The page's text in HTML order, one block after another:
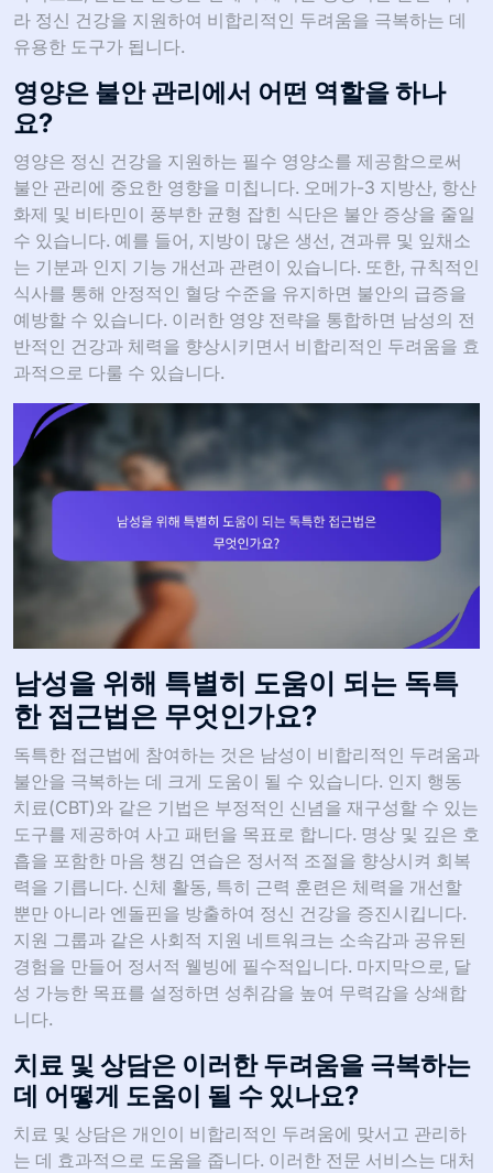
라 정신 건강을 지원하여 비합리적인 두려움을 극복하는 데
유용한 도구가 됩니다.
영양은 불안 관리에서 어떤 역할을 하나
요?
영양은 정신 건강을 지원하는 필수 영양소를 제공함으로써
불안 관리에 중요한 영향을 미칩니다. 오메가-3 지방산, 항산
화제 및 비타민이 풍부한 균형 잡힌 식단은 불안 증상을 줄일
수 있습니다. 예를 들어, 지방이 많은 생선, 견과류 및 잎채소
는 기분과 인지 기능 개선과 관련이 있습니다. 또한, 규칙적인
식사를 통해 안정적인 혈당 수준을 유지하면 불안의 급증을
예방할 수 있습니다. 이러한 영양 전략을 통합하면 남성의 전
반적인 건강과 체력을 향상시키면서 비합리적인 두려움을 효
과적으로 다룰 수 있습니다.
남성을 위해 특별히 도움이 되는 독특
한 접근법은 무엇인가요?
독특한 접근법에 참여하는 것은 남성이 비합리적인 두려움과
불안을 극복하는 데 크게 도움이 될 수 있습니다. 인지 행동
치료(CBT)와 같은 기법은 부정적인 신념을 재구성할 수 있는
도구를 제공하여 사고 패턴을 목표로 합니다. 명상 및 깊은 호
흡을 포함한 마음 챙김 연습은 정서적 조절을 향상시켜 회복
력을 기릅니다. 신체 활동, 특히 근력 훈련은 체력을 개선할
뿐만 아니라 엔돌핀을 방출하여 정신 건강을 증진시킵니다.
지원 그룹과 같은 사회적 지원 네트워크는 소속감과 공유된
경험을 만들어 정서적 웰빙에 필수적입니다. 마지막으로, 달
성 가능한 목표를 설정하면 성취감을 높여 무력감을 상쇄합
니다.
치료 및 상담은 이러한 두려움을 극복하는
데 어떻게 도움이 될 수 있나요?
치료 및 상담은 개인이 비합리적인 두려움에 맞서고 관리하
는 데 효과적으로 도움을 줍니다. 이러한 전문 서비스는 대처